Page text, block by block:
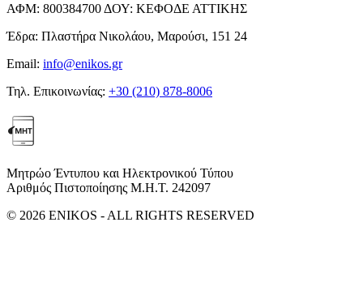
ΑΦΜ: 800384700 ΔΟΥ: ΚΕΦΟΔΕ ΑΤΤΙΚΗΣ
Έδρα: Πλαστήρα Νικολάου, Μαρούσι, 151 24
Email: info@enikos.gr
Τηλ. Επικοινωνίας: +30 (210) 878-8006
Μητρώο Έντυπου και Ηλεκτρονικού Τύπου
Αριθμός Πιστοποίησης Μ.Η.Τ. 242097
© 2026 ENIKOS - ALL RIGHTS RESERVED